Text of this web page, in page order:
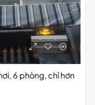
6 phòng, chỉ hơn